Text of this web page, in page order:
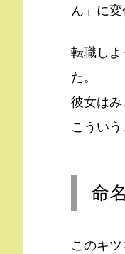
ん」に変
転職し
た。
彼女はみ
こうい
命
このキ